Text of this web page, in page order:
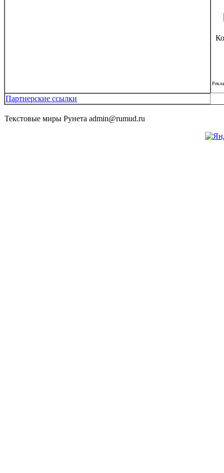
Партнерские ссылки
Текстовые миры Рунета admin@rumud.ru